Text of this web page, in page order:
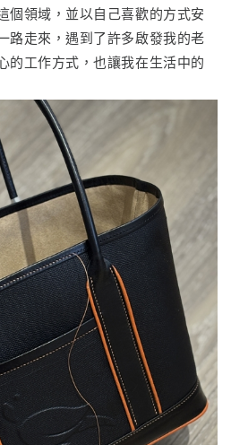
個領域，並以自己喜歡的方式安
路走來，遇到了許多啟發我的老
的工作方式，也讓我在生活中的